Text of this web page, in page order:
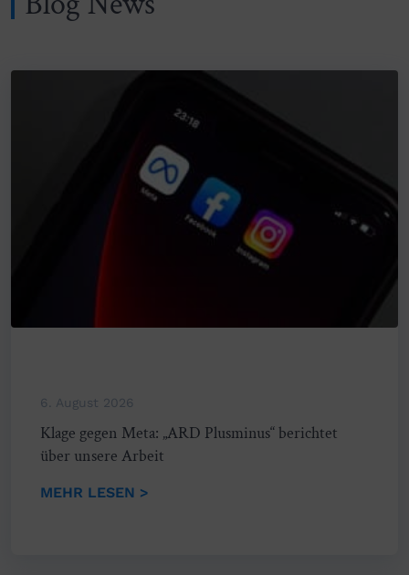
6. August 2026
Klage gegen Meta: „ARD Plusminus“ berichtet
über unsere Arbeit
MEHR LESEN >